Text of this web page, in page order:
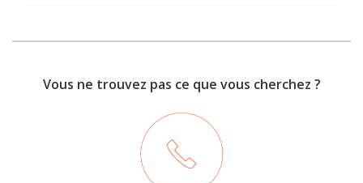
Vous ne trouvez pas ce que vous cherchez ?